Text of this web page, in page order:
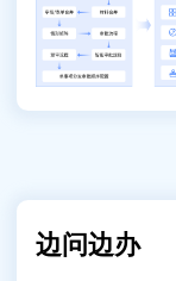
边问边办